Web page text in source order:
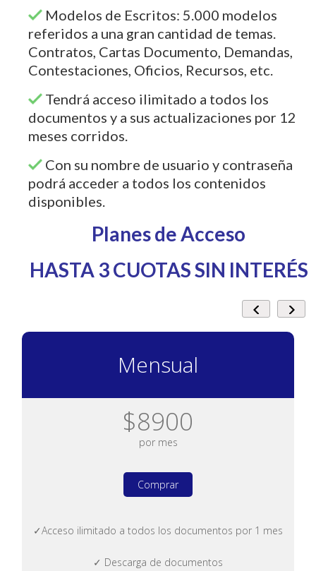
Modelos de Escritos: 5.000 modelos
referidos a una gran cantidad de temas.
Contratos, Cartas Documento, Demandas,
Contestaciones, Oficios, Recursos, etc.
Tendrá acceso ilimitado a todos los
documentos y a sus actualizaciones por 12
meses corridos.
Con su nombre de usuario y contraseña
podrá acceder a todos los contenidos
disponibles.
Planes de Acceso
HASTA 3 CUOTAS SIN INTERÉS
Mensual
$8900
por mes
Comprar
✓Acceso ilimitado a todos los documentos por 1 mes
✓ Descarga de documentos